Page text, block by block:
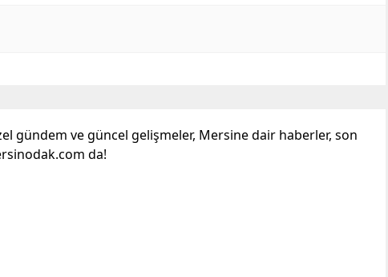
gündem ve güncel gelişmeler, Mersine dair haberler, son
da!